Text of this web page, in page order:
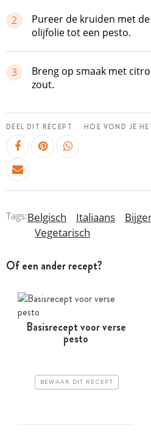
2
Pureer de kruiden met
olijfolie tot een pesto.
3
Breng op smaak met
zout.
DEEL DIT RECEPT HOE VOND JE
Tags:Belgisch Italiaans
Vegetarisch
Of een ander recept?
Basisrecept voor verse
pesto
BEWAAR DIT RECEPT